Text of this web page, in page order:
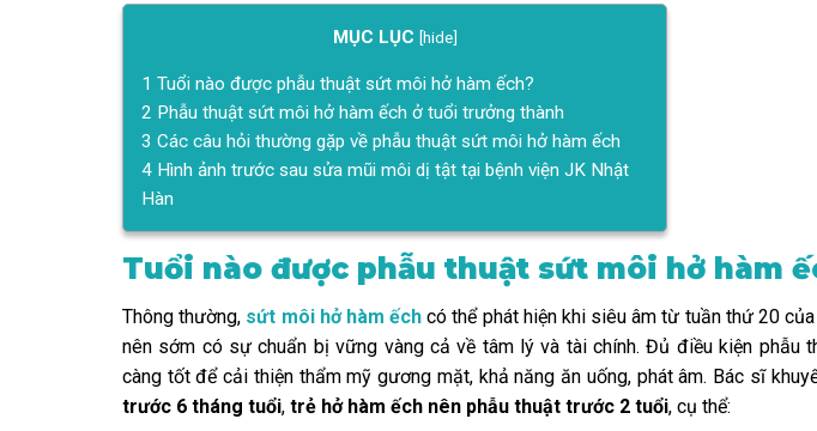
MỤC LỤC [hide]
1 Tuổi nào được phẫu thuật sứt môi hở hàm ếch?
2 Phẫu thuật sứt môi hở hàm ếch ở tuổi trưởng thành
3 Các câu hỏi thường gặp về phẫu thuật sứt môi hở hàm ếch
4 Hình ảnh trước sau sửa mũi môi dị tật tại bệnh viện JK Nhật
Hàn
Tuổi nào được phẫu thuật sứt môi hở hàm
Thông thường, sứt môi hở hàm ếch có thể phát hiện khi siêu âm từ tuần thứ 20
nên sớm có sự chuẩn bị vững vàng cả về tâm lý và tài chính. Đủ điều kiện phẫu
càng tốt để cải thiện thẩm mỹ gương mặt, khả năng ăn uống, phát âm. Bác sĩ
trước 6 tháng tuổi, trẻ hở hàm ếch nên phẫu thuật trước 2 tuổi, cụ thể: